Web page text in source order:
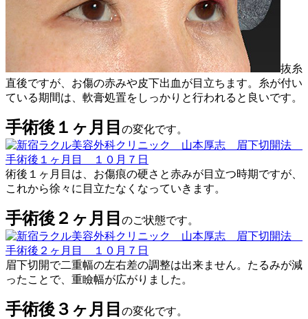
抜糸
直後ですが、お傷の赤みや皮下出血が目立ちます。糸が付い
ている期間は、軟膏処置をしっかりと行われると良いです。
手術後１ヶ月目 の変化です。
術後１ヶ月目は、お傷痕の硬さと赤みが目立つ時期ですが、
これから徐々に目立たなくなっていきます。
手術後２ヶ月目 のご状態です。
眉下切開で二重幅の左右差の調整は出来ません。たるみが減
ったことで、重瞼幅が広がりました。
手術後３ヶ月目 の変化です。